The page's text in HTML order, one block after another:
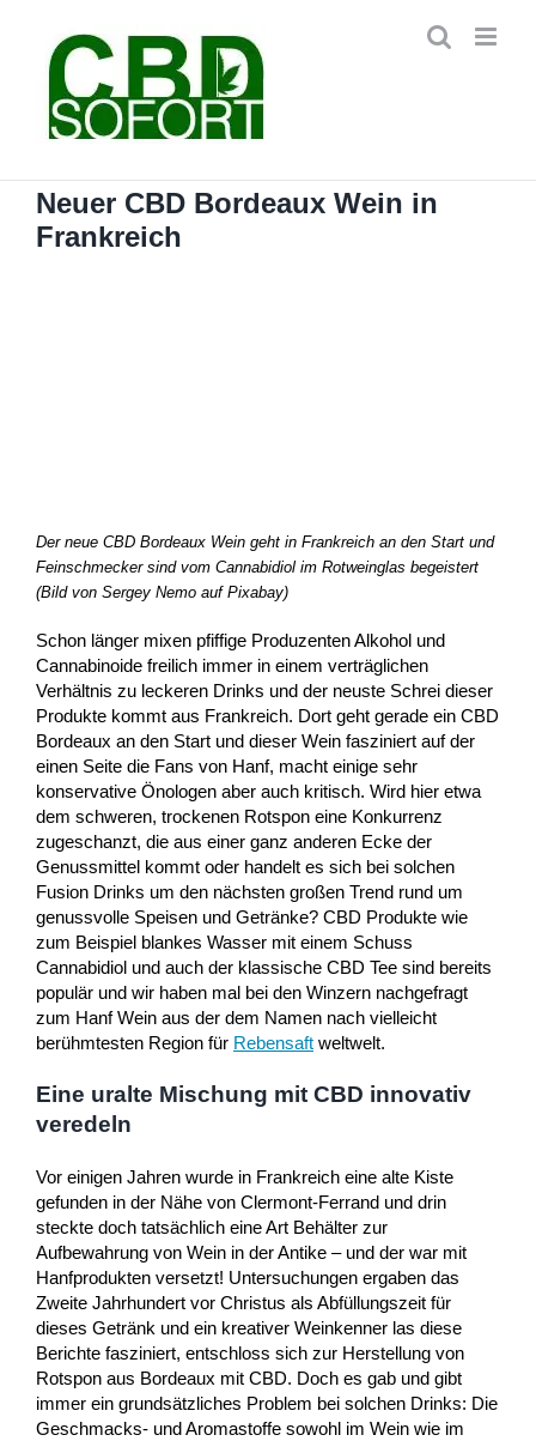
springen
Neuer CBD Bordeaux Wein in
Frankreich
Der neue CBD Bordeaux Wein geht in Frankreich an den Start und
Feinschmecker sind vom Cannabidiol im Rotweinglas begeistert
(Bild von Sergey Nemo auf Pixabay)
Schon länger mixen pfiffige Produzenten Alkohol und
Cannabinoide freilich immer in einem verträglichen
Verhältnis zu leckeren Drinks und der neuste Schrei dieser
Produkte kommt aus Frankreich. Dort geht gerade ein CBD
Bordeaux an den Start und dieser Wein fasziniert auf der
einen Seite die Fans von Hanf, macht einige sehr
konservative Önologen aber auch kritisch. Wird hier etwa
dem schweren, trockenen Rotspon eine Konkurrenz
zugeschanzt, die aus einer ganz anderen Ecke der
Genussmittel kommt oder handelt es sich bei solchen
Fusion Drinks um den nächsten großen Trend rund um
genussvolle Speisen und Getränke? CBD Produkte wie
zum Beispiel blankes Wasser mit einem Schuss
Cannabidiol und auch der klassische CBD Tee sind bereits
populär und wir haben mal bei den Winzern nachgefragt
zum Hanf Wein aus der dem Namen nach vielleicht
berühmtesten Region für Rebensaft weltwelt.
Eine uralte Mischung mit CBD innovativ
veredeln
Vor einigen Jahren wurde in Frankreich eine alte Kiste
gefunden in der Nähe von Clermont-Ferrand und drin
steckte doch tatsächlich eine Art Behälter zur
Aufbewahrung von Wein in der Antike – und der war mit
Hanfprodukten versetzt! Untersuchungen ergaben das
Zweite Jahrhundert vor Christus als Abfüllungszeit für
dieses Getränk und ein kreativer Weinkenner las diese
Berichte fasziniert, entschloss sich zur Herstellung von
Rotspon aus Bordeaux mit CBD. Doch es gab und gibt
immer ein grundsätzliches Problem bei solchen Drinks: Die
Geschmacks- und Aromastoffe sowohl im Wein wie im